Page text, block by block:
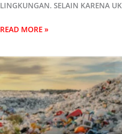
LINGKUNGAN. SELAIN KARENA
READ MORE »
BAHAYA
SAMPAH
PLASTIK
BAGI
KESEHATAN